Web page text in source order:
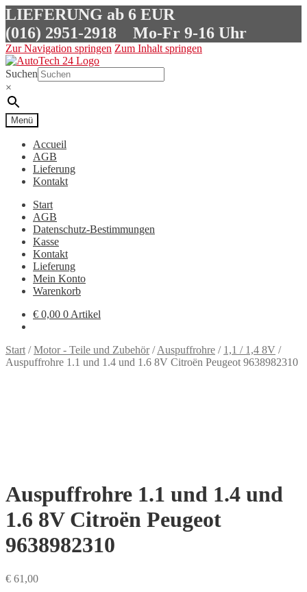
LIEFERUNG ab 6 EUR
(016) 2951-2918 Mo-Fr 9-16 Uhr
Zur Navigation springen Zum Inhalt springen
Suchen
×
Menü
Accueil
AGB
Lieferung
Kontakt
Start
AGB
Datenschutz-Bestimmungen
Kasse
Kontakt
Lieferung
Mein Konto
Warenkorb
€ 0,00 0 Artikel
Start /Motor - Teile und Zubehör/Auspuffrohre / 1,1 / 1,4 8V /
Auspuffrohre 1.1 und 1.4 und 1.6 8V Citroën Peugeot 9638982310
Auspuffrohre 1.1 und 1.4 und
1.6 8V Citroën Peugeot
9638982310
€ 61,00